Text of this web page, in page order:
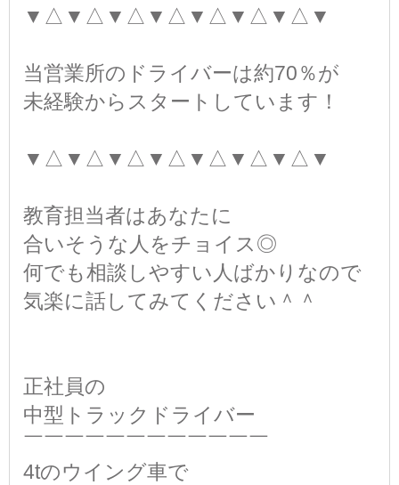
▼△▼△▼△▼△▼△▼△▼△▼
当営業所のドライバーは約70％が
未経験からスタートしています！
▼△▼△▼△▼△▼△▼△▼△▼
教育担当者はあなたに
合いそうな人をチョイス◎
何でも相談しやすい人ばかりなので
気楽に話してみてください＾＾
正社員の
中型トラックドライバー
￣￣￣￣￣￣￣￣￣￣￣￣
4tのウイング車で